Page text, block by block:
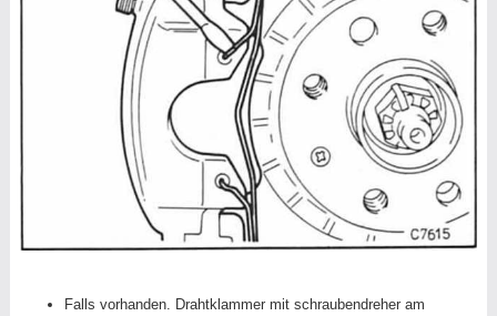
Falls vorhanden. Drahtklammer mit schraubendreher am